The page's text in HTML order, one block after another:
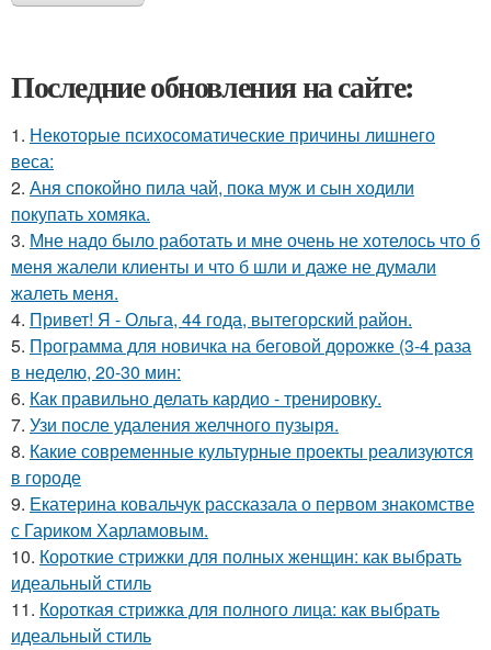
Последние обновления на сайте:
1. Некоторые психосоматические причины лишнего
веса:
2. Аня спокойно пила чай, пока муж и сын ходили
покупать хомяка.
3. Мне надо было работать и мне очень не хотелось что б
меня жалели клиенты и что б шли и даже не думали
жалеть меня.
4. Привет! Я - Ольга, 44 года, вытегорский район.
5. Программа для новичка на беговой дорожке (3-4 раза
в неделю, 20-30 мин:
6. Как правильно делать кардио - тренировку.
7. Узи после удаления желчного пузыря.
8. Какие современные культурные проекты реализуются
в городе
9. Екатерина ковальчук рассказала о первом знакомстве
с Гариком Харламовым.
10. Короткие стрижки для полных женщин: как выбрать
идеальный стиль
11. Короткая стрижка для полного лица: как выбрать
идеальный стиль